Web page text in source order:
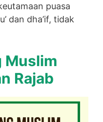
puasa
dan dha’if, tidak
Muslim
Rajab